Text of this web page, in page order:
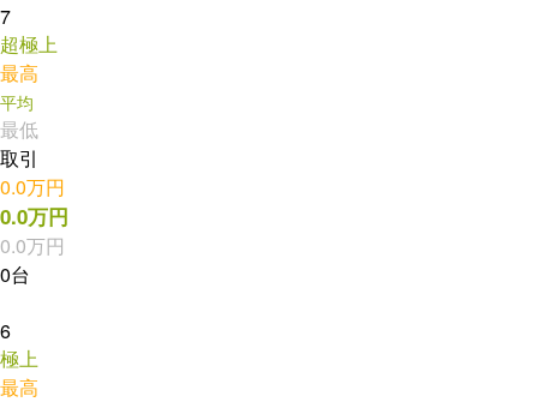
7
超極上
最高
平均
最低
取引
0.0万円
0.0万円
0.0万円
0台
6
極上
最高